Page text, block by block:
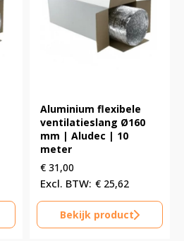
Aluminium flexibele
ventilatieslang Ø160
mm | Aludec | 10
meter
€ 31,00
€ 25,62
Bekijk product